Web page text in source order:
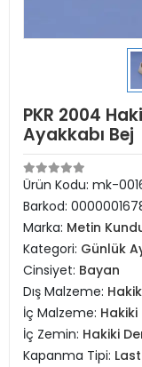
PKR 2004
Ayakkabı Bej
Ürün Kodu: mk-
Barkod:
Marka: Metin
Kategori: Günlük
Cinsiyet: Bayan
Dış Malzeme:
İç Malzeme: Hakiki
İç Zemin: Hakiki
Kapanma Tipi: